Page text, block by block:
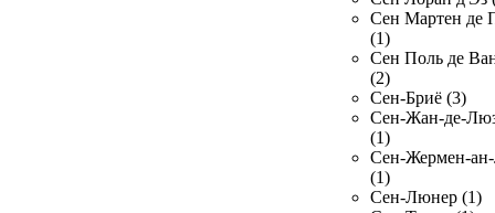
Сен Мартен де
(1)
Сен Поль де
(2)
Сен-Бриё (3)
Сен-Жан-де-
(1)
Сен-Жермен-
(1)
Сен-Люнер (1)